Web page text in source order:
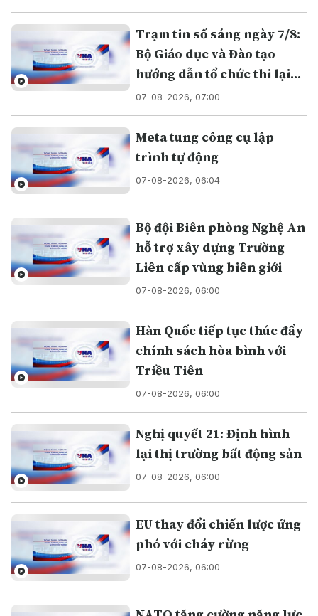
Trạm tin số sáng ngày 7/8:
Bộ Giáo dục và Đào tạo
hướng dẫn tổ chức thi lại
tại Điểm thi Trường THPT
chuyên Tuyên Quang
07-08-2026, 07:00
Meta tung công cụ lập
trình tự động
07-08-2026, 06:04
Bộ đội Biên phòng Nghệ An
hỗ trợ xây dựng Trường
Liên cấp vùng biên giới
07-08-2026, 06:00
Hàn Quốc tiếp tục thúc đẩy
chính sách hòa bình với
Triều Tiên
07-08-2026, 06:00
Nghị quyết 21: Định hình
lại thị trường bất động sản
07-08-2026, 06:00
EU thay đổi chiến lược ứng
phó với cháy rừng
07-08-2026, 06:00